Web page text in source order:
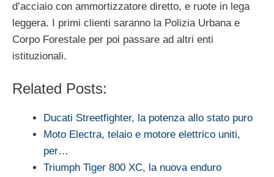
d’acciaio con ammortizzatore diretto, e ruote in lega
leggera. I primi clienti saranno la Polizia Urbana e
Corpo Forestale per poi passare ad altri enti
istituzionali.
Related Posts:
Ducati Streetfighter, la potenza allo stato puro
Moto Electra, telaio e motore elettrico uniti,
per…
Triumph Tiger 800 XC, la nuova enduro